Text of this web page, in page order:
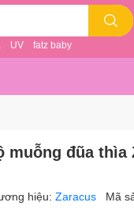
UV fatz baby
muỗng đũa thìa
hiệu: Zaracus Mã